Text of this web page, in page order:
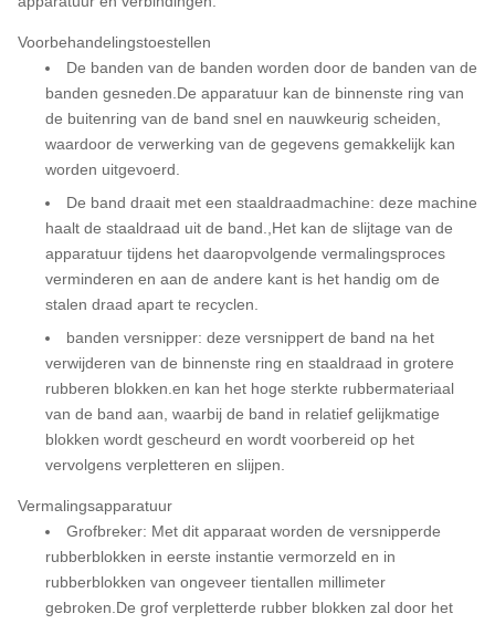
Voorbehandelingstoestellen
De banden van de banden worden door de banden van de
banden gesneden.De apparatuur kan de binnenste ring van
de buitenring van de band snel en nauwkeurig scheiden,
waardoor de verwerking van de gegevens gemakkelijk kan
worden uitgevoerd.
De band draait met een staaldraadmachine: deze machine
haalt de staaldraad uit de band.,Het kan de slijtage van de
apparatuur tijdens het daaropvolgende vermalingsproces
verminderen en aan de andere kant is het handig om de
stalen draad apart te recyclen.
banden versnipper: deze versnippert de band na het
verwijderen van de binnenste ring en staaldraad in grotere
rubberen blokken.en kan het hoge sterkte rubbermateriaal
van de band aan, waarbij de band in relatief gelijkmatige
blokken wordt gescheurd en wordt voorbereid op het
vervolgens verpletteren en slijpen.
Vermalingsapparatuur
Grofbreker: Met dit apparaat worden de versnipperde
rubberblokken in eerste instantie vermorzeld en in
rubberblokken van ongeveer tientallen millimeter
gebroken.De grof verpletterde rubber blokken zal door het